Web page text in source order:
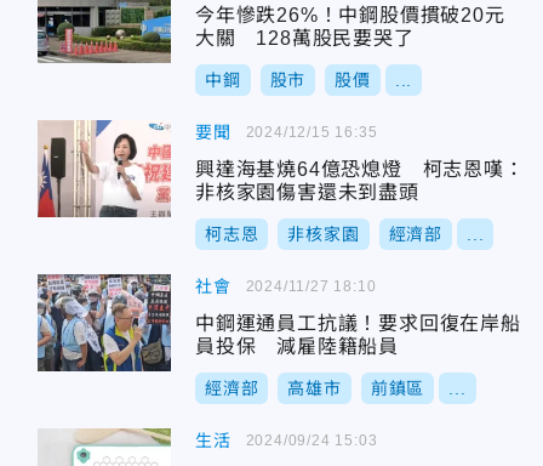
今年慘跌26%！中鋼股價摜破20元
大關 128萬股民要哭了
中鋼 股市 股價
要聞
興達海基燒64億恐熄燈 柯志恩嘆：
非核家園傷害還未到盡頭
柯志恩 非核家園 經濟部
2024/12/15 16:35
社會
中鋼運通員工抗議！要求回復在岸船
員投保 減雇陸籍船員
經濟部 高雄市 前鎮區
2024/11/27 18:10
生活 2024/09/24 15:03